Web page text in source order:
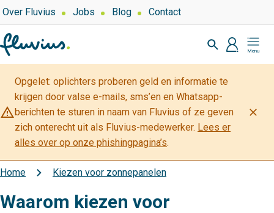
Overslaan
en
naar
de
inhoud
gaan
Top
navigation
Over Fluvius Jobs Blog Contact
Zoeken
profiel
Mijn
Fluvius
warning_amber
Opgelet: oplichters proberen geld en informatie te
krijgen door valse e-mails, sms’en en Whatsapp-
berichten te sturen in naam van Fluvius of ze geven
zich onterecht uit als Fluvius-medewerker. Lees er
alles over op onze phishingpagina’s.
close
Kruimelpad
Home Kiezen voor zonnepanelen
Waarom kiezen voor